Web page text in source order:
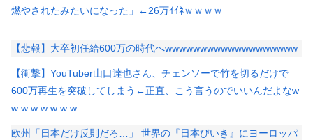
燃やされたみたいになった」←26万ｲｲﾈｗｗｗｗ
【悲報】大卒初任給600万の時代へwwwwwwwwwwwwwwwwwww
【衝撃】YouTuber山口達也さん、チェンソーで竹を切るだけで
600万再生を突破してしまう←正直、こう言うのでいいんだよなw
w w w w w w w
欧州「日本だけ反則だろ…」 世界の『日本びいき』にヨーロッパ